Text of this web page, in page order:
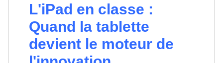
L'iPad en classe :
Quand la tablette
devient le moteur de